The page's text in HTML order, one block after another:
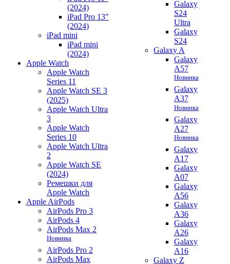
(2024)
iPad Pro 13"
(2024)
iPad mini
iPad mini
(2024)
Apple Watch
Apple Watch
Series 11
Apple Watch SE 3
(2025)
Apple Watch Ultra
3
Apple Watch
Series 10
Apple Watch Ultra
2
Apple Watch SE
(2024)
Ремешки для
Apple Watch
Apple AirPods
AirPods Pro 3
AirPods 4
AirPods Max 2
Новинка
AirPods Pro 2
AirPods Max
Galaxy
S24
Ultra
Galaxy
S24
Galaxy A
Galaxy
A57
Новинка
Galaxy
A37
Новинка
Galaxy
A27
Новинка
Galaxy
A17
Galaxy
A07
Galaxy
A56
Galaxy
A36
Galaxy
A26
Galaxy
A16
Galaxy Z